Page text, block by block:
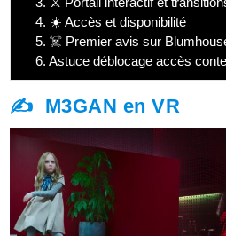
4. ☀️ Accès et disponibilité
5. ☠️ Premier avis sur
6. Astuce déblocage accès
✍️ M3GAN en VR